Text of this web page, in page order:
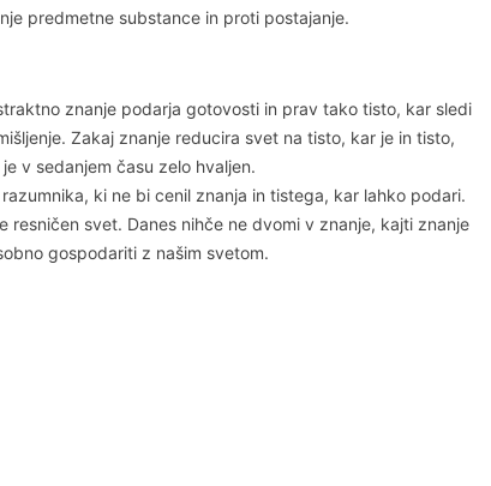
predmetne substance in proti postajanje.
znanje podarja gotovosti in prav tako tisto, kar sledi
Zakaj znanje reducira svet na tisto, kar je in tisto,
v sedanjem času zelo hvaljen.
ki ne bi cenil znanja in tistega, kar lahko podari.
svet. Danes nihče ne dvomi v znanje, kajti znanje
gospodariti z našim svetom.